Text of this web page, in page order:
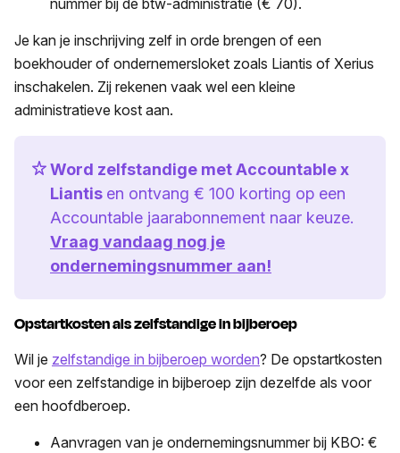
Je kan je inschrijving zelf in orde brengen of een
boekhouder of ondernemersloket zoals Liantis of Xerius
inschakelen. Zij rekenen vaak wel een kleine
administratieve kost aan.
Word zelfstandige met Accountable x
Liantis en ontvang € 100 korting op een
Accountable jaarabonnement naar keuze.
Vraag vandaag nog je
ondernemingsnummer aan!
Opstartkosten als zelfstandige in bijberoep
Wil je zelfstandige in bijberoep worden? De opstartkosten
voor een zelfstandige in bijberoep zijn dezelfde als voor
een hoofdberoep.
Aanvragen van je ondernemingsnummer bij KBO: €